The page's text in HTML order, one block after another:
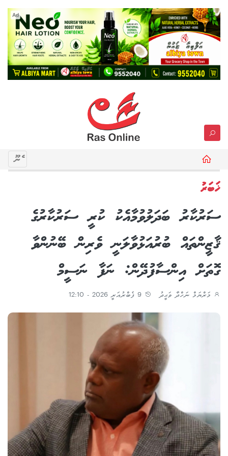
Ad
މެނޫ
ޚަބަރު
ސަރުކާރު ބަދަލުވުމާއެކު ކުރީ ސަރުކާރުގެ
ޤާޒީންތައް ބުރުއަޅުވާލަނީ ވެރިން ބޭނުންވާ
ގޮތަށް އިންސާފުދޭން: ނަފާ ނަސީމް
މަރްޔަމް ނަހްދާ ވަޙީދު